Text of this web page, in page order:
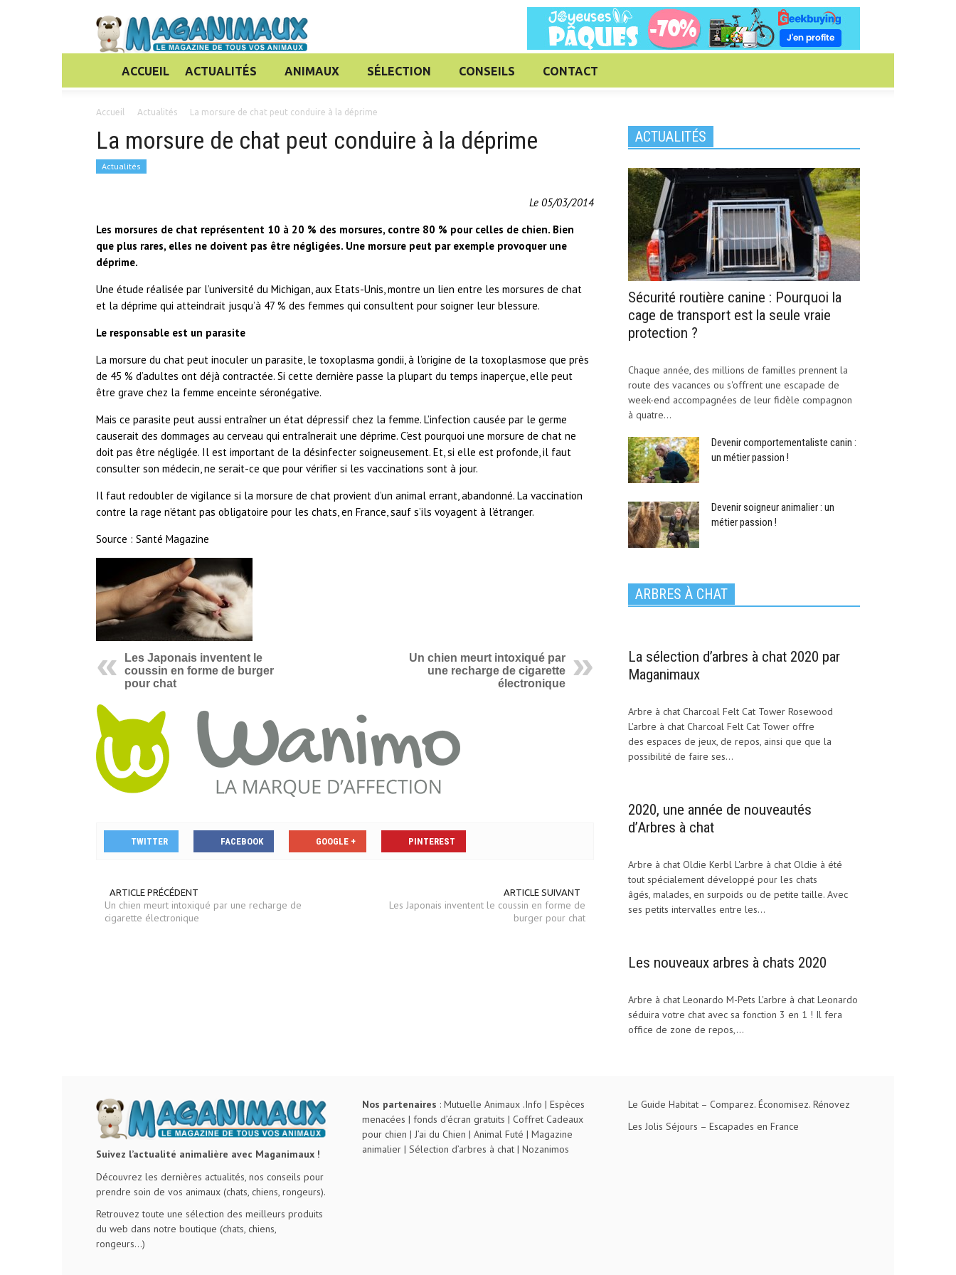
ACCUEIL ACTUALITÉS ANIMAUX SÉLECTION CONSEILS CONTACT
Accueil Actualités La morsure de chat peut conduire à la déprime
La morsure de chat peut conduire à la déprime
Actualités
Le 05/03/2014
Les morsures de chat représentent 10 à 20 % des morsures, contre 80 % pour celles de chien. Bien
que plus rares, elles ne doivent pas être négligées. Une morsure peut par exemple provoquer une
déprime.
Une étude réalisée par l’université du Michigan, aux Etats-Unis, montre un lien entre les morsures de chat
et la déprime qui atteindrait jusqu’à 47 % des femmes qui consultent pour soigner leur blessure.
Le responsable est un parasite
La morsure du chat peut inoculer un parasite, le toxoplasma gondii, à l’origine de la toxoplasmose que près
de 45 % d’adultes ont déjà contractée. Si cette dernière passe la plupart du temps inaperçue, elle peut
être grave chez la femme enceinte séronégative.
Mais ce parasite peut aussi entraîner un état dépressif chez la femme. L’infection causée par le germe
causerait des dommages au cerveau qui entraînerait une déprime. C’est pourquoi une morsure de chat ne
doit pas être négligée. Il est important de la désinfecter soigneusement. Et, si elle est profonde, il faut
consulter son médecin, ne serait-ce que pour vérifier si les vaccinations sont à jour.
Il faut redoubler de vigilance si la morsure de chat provient d’un animal errant, abandonné. La vaccination
contre la rage n’étant pas obligatoire pour les chats, en France, sauf s’ils voyagent à l’étranger.
Source : Santé Magazine
Les Japonais inventent le
coussin en forme de burger
pour chat
Un chien meurt intoxiqué par
une recharge de cigarette
électronique
TWITTER FACEBOOK GOOGLE + PINTEREST
ARTICLE PRÉCÉDENT
Un chien meurt intoxiqué par une recharge de
cigarette électronique
ARTICLE SUIVANT
Les Japonais inventent le coussin en forme de
burger pour chat
ACTUALITÉS
Sécurité routière canine : Pourquoi la
cage de transport est la seule vraie
protection ?
Chaque année, des millions de familles prennent la
route des vacances ou s'offrent une escapade de
week-end accompagnées de leur fidèle compagnon
à quatre...
Devenir comportementaliste canin :
un métier passion !
Devenir soigneur animalier : un
métier passion !
ARBRES À CHAT
La sélection d’arbres à chat 2020 par
Maganimaux
Arbre à chat Charcoal Felt Cat Tower Rosewood
L'arbre à chat Charcoal Felt Cat Tower offre
des espaces de jeux, de repos, ainsi que que la
possibilité de faire ses...
2020, une année de nouveautés
d’Arbres à chat
Arbre à chat Oldie Kerbl L'arbre à chat Oldie à été
tout spécialement développé pour les chats
âgés, malades, en surpoids ou de petite taille. Avec
ses petits intervalles entre les...
Les nouveaux arbres à chats 2020
Arbre à chat Leonardo M-Pets L'arbre à chat Leonardo
séduira votre chat avec sa fonction 3 en 1 ! Il fera
office de zone de repos,...
Suivez l’actualité animalière avec Maganimaux !
Découvrez les dernières actualités, nos conseils pour
prendre soin de vos animaux (chats, chiens, rongeurs).
Retrouvez toute une sélection des meilleurs produits
du web dans notre boutique (chats, chiens,
rongeurs…)
Nos partenaires :Mutuelle Animaux .Info |Espèces
menacées |fonds d’écran gratuits |Coffret Cadeaux
pour chien |J’ai du Chien |Animal Futé |Magazine
animalier |Sélection d’arbres à chat |Nozanimos
Le Guide Habitat – Comparez. Économisez. Rénovez
Les Jolis Séjours – Escapades en France